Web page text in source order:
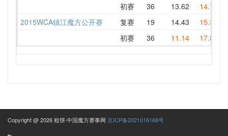
初赛 36 13.62 14.79
2015WCA镇江魔方公开赛 复赛 19 14.43 15.39
初赛 36 11.14 17.80
Copyright @ 2026 粗饼·中国魔方赛事网 京ICP备2021016168号